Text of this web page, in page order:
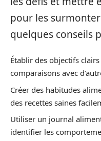
pour les
quelques conseils
Établir des objectifs
comparaisons avec
Créer des habitudes
des recettes saines
Utiliser un journal
identifier les